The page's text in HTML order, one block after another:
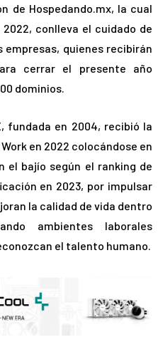
de Hospedando.mx, la cual
conlleva el cuidado de
empresas, quienes recibirán
cerrar el presente año
dominios.
fundada en 2004, recibió la
en 2022 colocándose en
el bajío según el ranking de
en 2023, por impulsar
la calidad de vida dentro
ambientes laborales
el talento humano.